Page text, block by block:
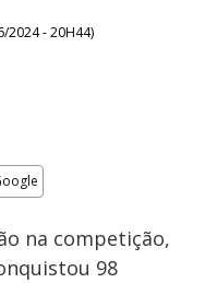
2024 - 20H44)
na competição,
98